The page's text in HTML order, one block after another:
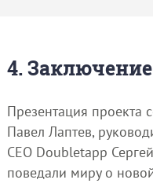
4. Заключение
Презентация проекта
Павел Лаптев,
СЕО Doubletapp
поведали миру о